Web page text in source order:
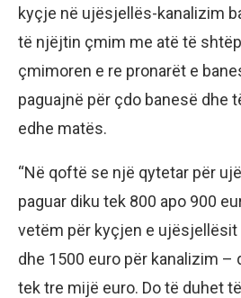
kyçje në ujësjellës-kanalizim
të njëjtin çmim me atë të
çmimoren e re pronarët e
paguajnë për çdo banesë dhe
edhe matës.
“Në qoftë se një qytetar për
paguar diku tek 800 apo 900
vetëm për kyçjen e ujësjellësit
dhe 1500 euro për kanalizim –
tek tre mijë euro. Do të duhet